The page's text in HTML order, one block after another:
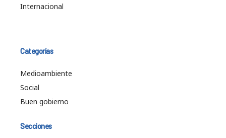
Internacional
Categorías
Medioambiente
Social
Buen gobierno
Secciones